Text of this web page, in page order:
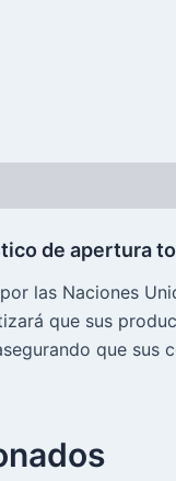
de apertura
las Naciones
que sus
que sus